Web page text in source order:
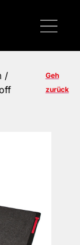
/
Geh
zurück